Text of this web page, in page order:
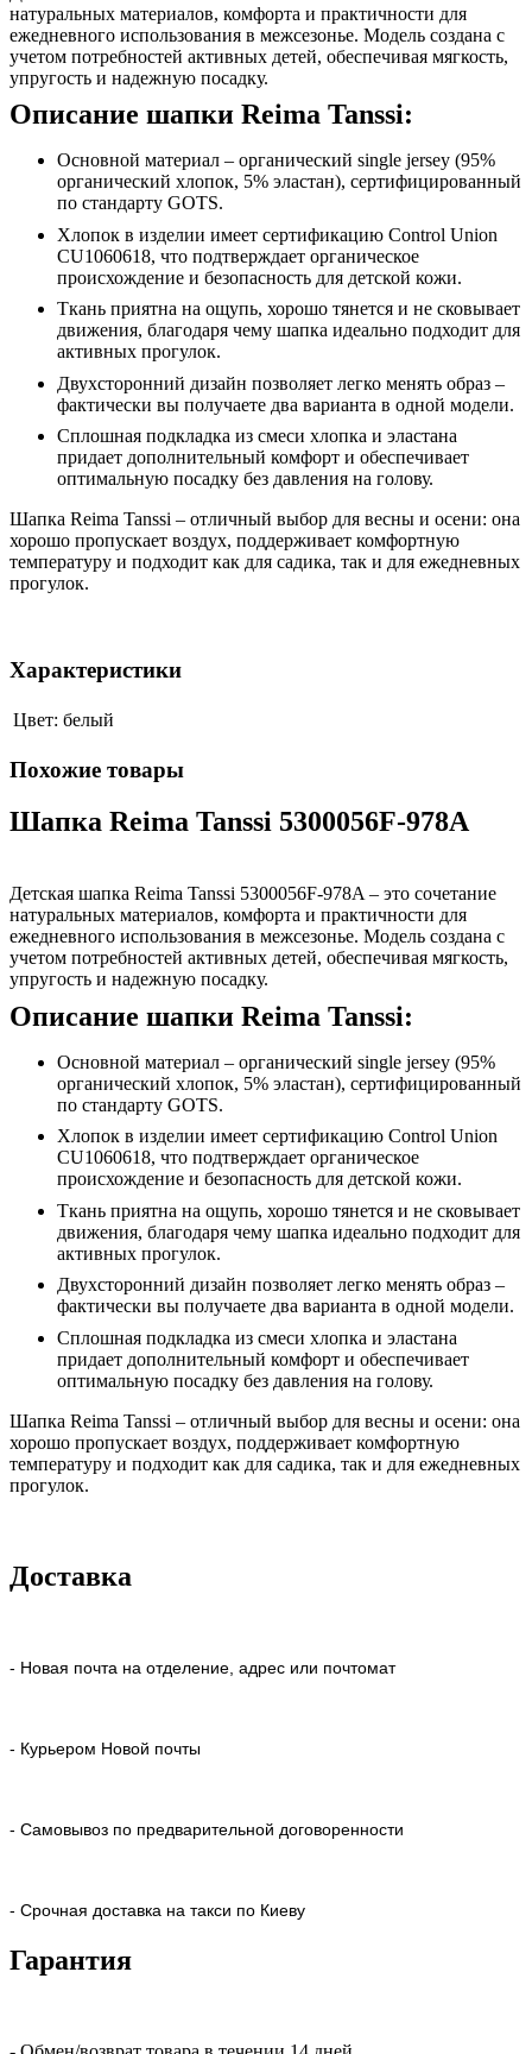
натуральных материалов, комфорта и практичности для
ежедневного использования в межсезонье. Модель создана с
учетом потребностей активных детей, обеспечивая мягкость,
упругость и надежную посадку.
Описание шапки Reima Tanssi:
Основной материал – органический single jersey (95%
органический хлопок, 5% эластан), сертифицированный
по стандарту GOTS.
Хлопок в изделии имеет сертификацию Control Union
CU1060618, что подтверждает органическое
происхождение и безопасность для детской кожи.
Ткань приятна на ощупь, хорошо тянется и не сковывает
движения, благодаря чему шапка идеально подходит для
активных прогулок.
Двухсторонний дизайн позволяет легко менять образ –
фактически вы получаете два варианта в одной модели.
Сплошная подкладка из смеси хлопка и эластана
придает дополнительный комфорт и обеспечивает
оптимальную посадку без давления на голову.
Шапка Reima Tanssi – отличный выбор для весны и осени: она
хорошо пропускает воздух, поддерживает комфортную
температуру и подходит как для садика, так и для ежедневных
прогулок.
Характеристики
Цвет: белый
Похожие товары
Шапка Reima Tanssi 5300056F-978A
Детская шапка Reima Tanssi 5300056F-978A – это сочетание
натуральных материалов, комфорта и практичности для
ежедневного использования в межсезонье. Модель создана с
учетом потребностей активных детей, обеспечивая мягкость,
упругость и надежную посадку.
Описание шапки Reima Tanssi:
Основной материал – органический single jersey (95%
органический хлопок, 5% эластан), сертифицированный
по стандарту GOTS.
Хлопок в изделии имеет сертификацию Control Union
CU1060618, что подтверждает органическое
происхождение и безопасность для детской кожи.
Ткань приятна на ощупь, хорошо тянется и не сковывает
движения, благодаря чему шапка идеально подходит для
активных прогулок.
Двухсторонний дизайн позволяет легко менять образ –
фактически вы получаете два варианта в одной модели.
Сплошная подкладка из смеси хлопка и эластана
придает дополнительный комфорт и обеспечивает
оптимальную посадку без давления на голову.
Шапка Reima Tanssi – отличный выбор для весны и осени: она
хорошо пропускает воздух, поддерживает комфортную
температуру и подходит как для садика, так и для ежедневных
прогулок.
Доставка
- Новая почта на отделение, адрес или почтомат
- Курьером Новой почты
- Самовывоз по предварительной договоренности
- Срочная доставка на такси по Киеву
Гарантия